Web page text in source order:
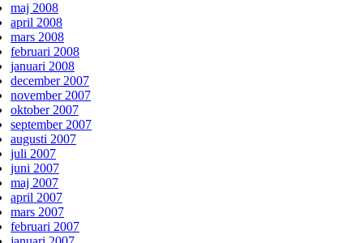
maj 2008
april 2008
mars 2008
februari 2008
januari 2008
december 2007
november 2007
oktober 2007
september 2007
augusti 2007
juli 2007
juni 2007
maj 2007
april 2007
mars 2007
februari 2007